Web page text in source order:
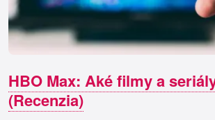
HBO Max: Aké filmy a
(Recenzia)